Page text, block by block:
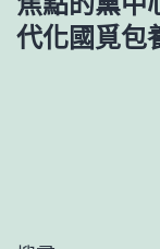
代化國覓包